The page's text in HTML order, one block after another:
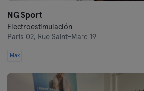
NG Sport
Electroestimulación
Paris 02, Rue Saint-Marc 19
Max